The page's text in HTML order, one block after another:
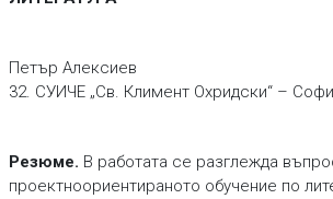
Петър Алексиев
32. СУИЧЕ „Св. Климент Охридски“ –
Резюме. В работата се разглежда
проектноориентираното обучение по